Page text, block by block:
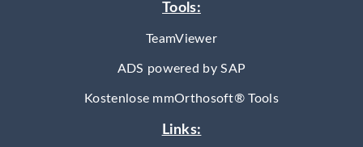
Tools:
TeamViewer
ADS powered by SAP
Kostenlose mmOrthosoft® Tools
Links: